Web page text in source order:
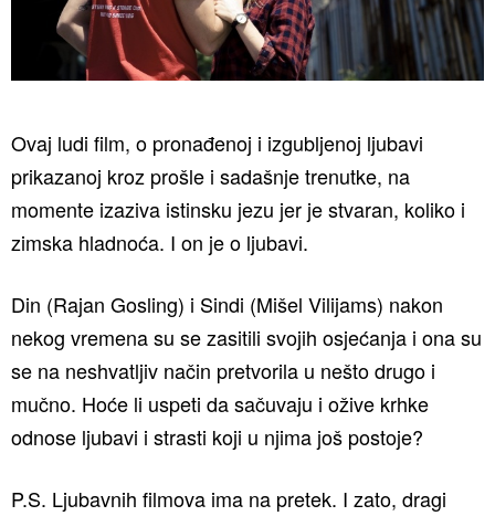
Ovaj ludi film, o pronađenoj i izgubljenoj ljubavi
prikazanoj kroz prošle i sadašnje trenutke, na
momente izaziva istinsku jezu jer je stvaran, koliko i
zimska hladnoća. I on je o ljubavi.
Din (Rajan Gosling) i Sindi (Mišel Vilijams) nakon
nekog vremena su se zasitili svojih osjećanja i ona su
se na neshvatljiv način pretvorila u nešto drugo i
mučno. Hoće li uspeti da sačuvaju i ožive krhke
odnose ljubavi i strasti koji u njima još postoje?
P.S. Ljubavnih filmova ima na pretek. I zato, dragi